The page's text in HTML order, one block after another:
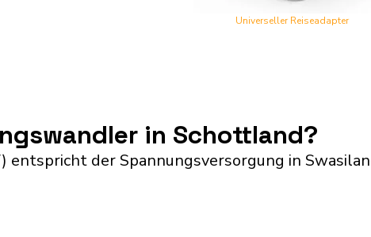
Universeller Reiseadapter
in Schottland?
der Spannungsversorgung in